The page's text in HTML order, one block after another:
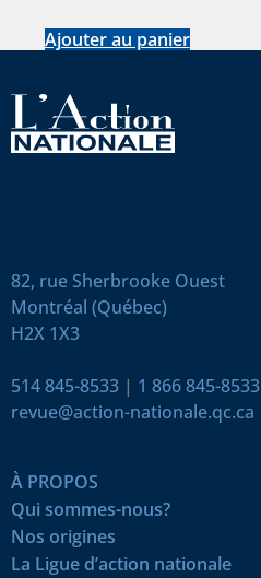
Ajouter au panier
82, rue Sherbrooke Ouest
Montréal (Québec)
H2X 1X3
514 845-8533 | 1 866 845-8533
revue@action-nationale.qc.ca
À PROPOS
Qui sommes-nous?
Nos origines
La Ligue d’action nationale